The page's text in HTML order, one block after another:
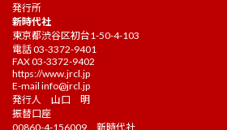
発行所
新時代社
東京都渋谷区初台1-50-4-103
電話 03-3372-9401
FAX 03-3372-9402
https://www.jrcl.jp
E-mail info@jrcl.jp
発行人 山口 明
振替口座
00860-4-156009 新時代社